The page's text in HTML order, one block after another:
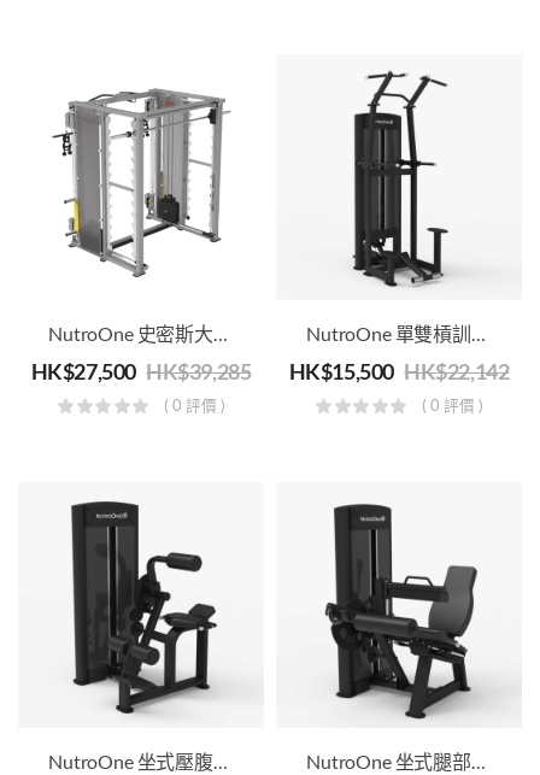
NutroOne 史密斯大型功能訓練機組合 – 商用健身級
HK$27,500 HK$39,285
( 0 評價 )
NutroOne 單雙槓訓練機 – 商用健身級
HK$15,500 HK$22,142
( 0 評價 )
NutroOne 坐式壓腹/伸背訓練機 – 商用健身級 NutroOne 坐式腿部伸展/屈腿訓練機 – 商用健身級